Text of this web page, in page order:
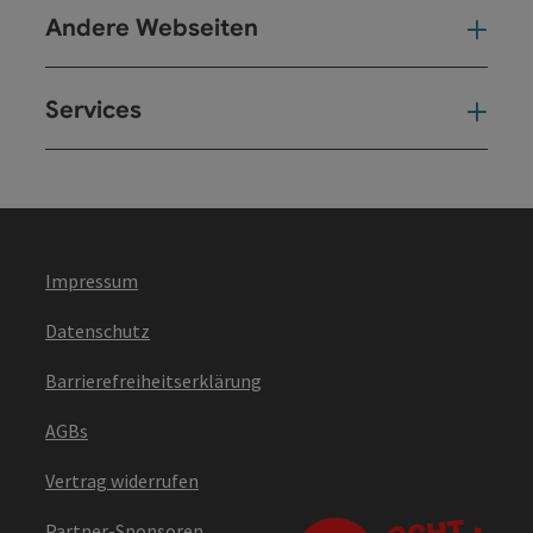
Andere Webseiten
Services
Impressum
Datenschutz
Barrierefreiheitserklärung
AGBs
Vertrag widerrufen